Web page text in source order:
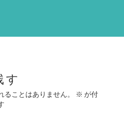
す
ことはありません。 ※ が付